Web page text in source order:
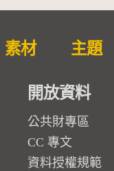
素材 主題
開放資料
公共財專區
CC 專文
資料授權規範